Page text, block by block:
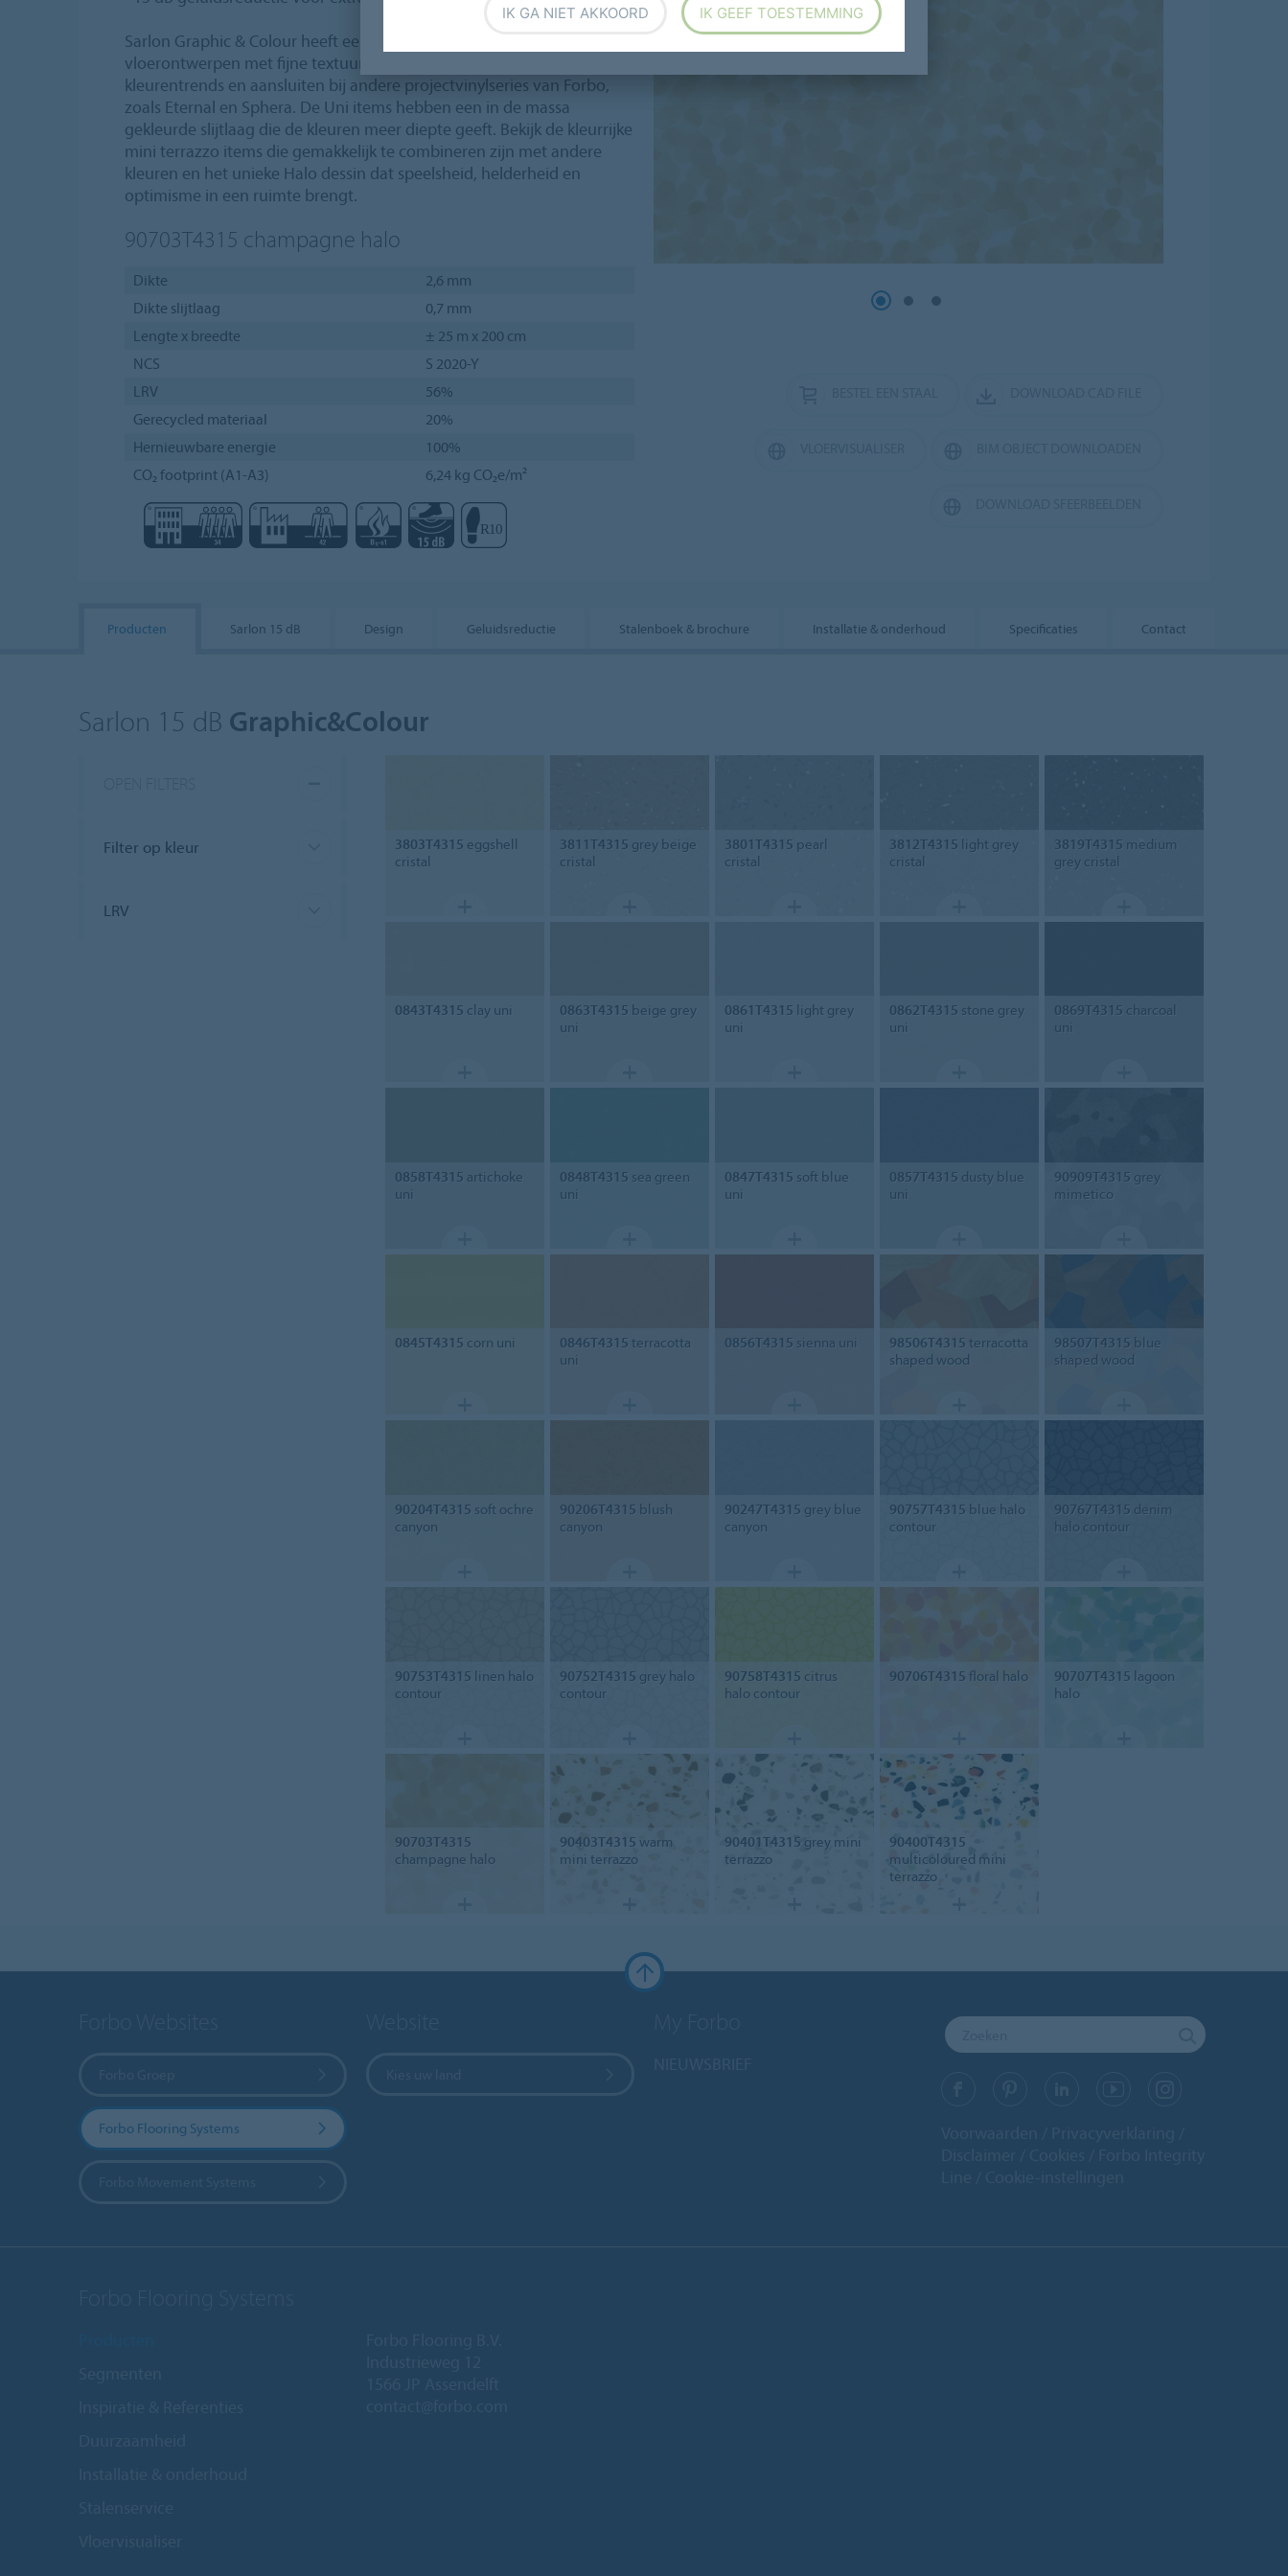
Sarlon Graphic & Colour heeft een kleurrijk assortiment uni en allover
vloerontwerpen met fijne textuur die voldoen aan de laatste
kleurentrends en aansluiten bij andere projectvinylseries van Forbo,
zoals Eternal en Sphera. De Uni items hebben een in de massa
gekleurde slijtlaag die de kleuren meer diepte geeft. Bekijk de kleurrijke
mini terrazzo items die gemakkelijk te combineren zijn met andere
kleuren en het unieke Halo dessin dat speelsheid, helderheid en
optimisme in een ruimte brengt.
90703T4315 champagne halo
Dikte
2,6 mm
Dikte slijtlaag
0,7 mm
Lengte x breedte
± 25 m x 200 cm
NCS
S 2020-Y
LRV
56%
Gerecycled materiaal
20%
Hernieuwbare energie
100%
CO₂ footprint (A1-A3)
6,24 kg CO₂e/m²
Producten Sarlon 15 dB Design Geluidsreductie Stalenboek & brochure Installatie & onderhoud Specificaties Contact
Sarlon 15 dB Graphic&Colour
Filter op kleur
LRV
3803T4315 eggshell
cristal
3811T4315 grey beige
cristal
3801T4315 pearl
cristal
3812T4315 light grey
cristal
3819T4315 medium
grey cristal
0843T4315 clay uni 0863T4315 beige grey
uni
0861T4315 light grey
uni
0862T4315 stone grey
uni
0869T4315 charcoal
uni
0858T4315 artichoke
uni
0848T4315 sea green
uni
0847T4315 soft blue
uni
0857T4315 dusty blue
uni
90909T4315 grey
mimetico
0845T4315 corn uni 0846T4315 terracotta
uni
0856T4315 sienna uni 98506T4315 terracotta
shaped wood
98507T4315 blue
shaped wood
90204T4315 soft ochre
canyon
90206T4315 blush
canyon
90247T4315 grey blue
canyon
90757T4315 blue halo
contour
90767T4315 denim
halo contour
90753T4315 linen halo
contour
90752T4315 grey halo
contour
90758T4315 citrus
halo contour
90706T4315 floral halo 90707T4315 lagoon
halo
90703T4315
champagne halo
90403T4315 warm
mini terrazzo
90401T4315 grey mini
terrazzo
90400T4315
multicoloured mini
terrazzo
Forbo Flooring Systems
IK GA NIET AKKOORD IK GEEF TOESTEMMING